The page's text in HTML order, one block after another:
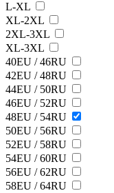
L-XL
XL-2XL
2XL-3XL
XL-3XL
40EU / 46RU
42EU / 48RU
44EU / 50RU
46EU / 52RU
48EU / 54RU
50EU / 56RU
52EU / 58RU
54EU / 60RU
56EU / 62RU
58EU / 64RU